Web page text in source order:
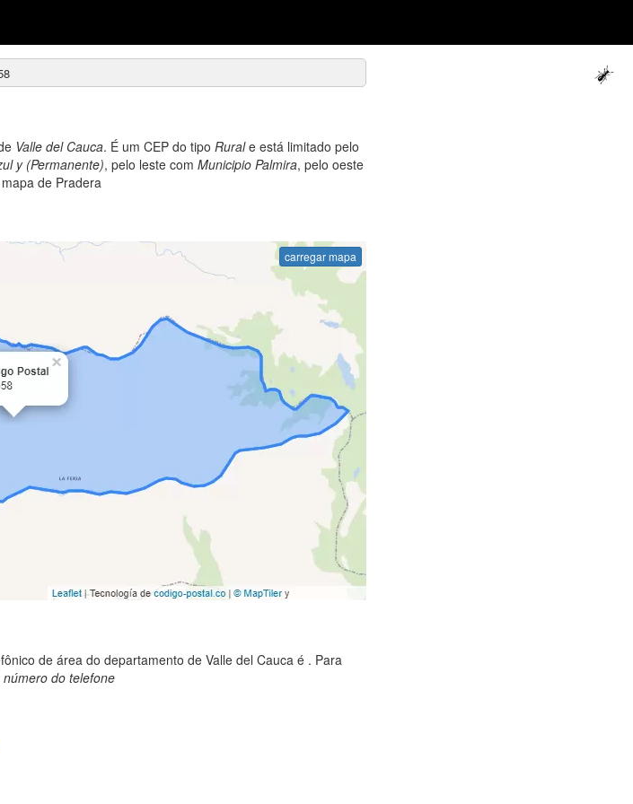
Valle del Cauca. É um CEP do tipo Rurale está limitado pelo
y (Permanente), pelo leste com Municipio Palmira, pelo oeste
de Pradera
carregar mapa
de área do departamento de Valle del Cauca é . Para
número do telefone